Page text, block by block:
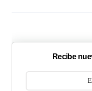
Recibe